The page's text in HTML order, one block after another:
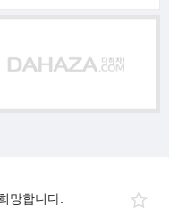
망합니다.